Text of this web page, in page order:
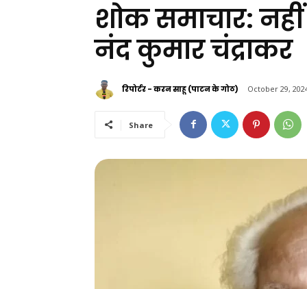
शोक समाचार: नहीं
नंद कुमार चंद्राकर
रिपोर्टर - करन साहू (पाटन के गोठ) October 29,
Share